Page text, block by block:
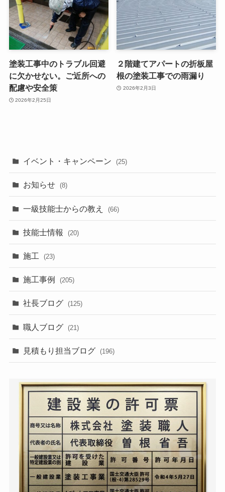
塗装工事中のトラブル回避
に欠かせない。ご近所への
配慮や安全策
2026年2月25日
２階建てアパートの折板屋
根の塗装工事での雨漏り
2026年2月3日
イベント・キャンペーン (25)
お知らせ (8)
一級技能士からの教え (66)
技能士情報 (20)
施工 (23)
施工事例 (205)
社長ブログ (125)
職人ブログ (21)
見積もり担当ブログ (196)